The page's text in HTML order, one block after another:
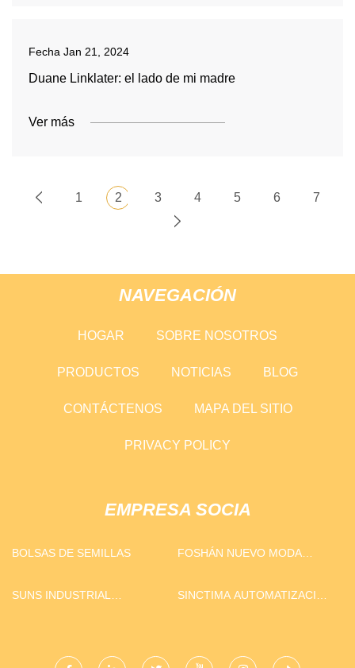
Fecha Jan 21, 2024
Duane Linklater: el lado de mi madre
Ver más
1 2 3 4 5 6 7
NAVEGACIÓN
HOGAR SOBRE NOSOTROS
PRODUCTOS NOTICIAS BLOG
CONTÁCTENOS MAPA DEL SITIO
PRIVACY POLICY
EMPRESA SOCIA
BOLSAS DE SEMILLAS
FOSHÁN NUEVO MODA
COMPAÑÍA, LIMITADO
SUNS INDUSTRIAL
SINCTIMA AUTOMATIZACIÓN